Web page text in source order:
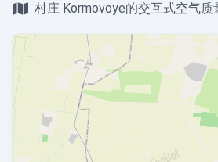
村庄 Kormovoye的交互式空气质